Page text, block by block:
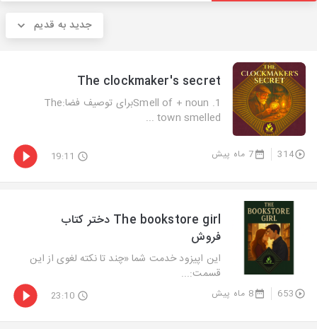
جدید به قدیم
The clockmaker's secret
1. Smell of + nounبرای توصیف فضا:The
town smelled ...
314 7 ماه پیش 19:11
The bookstore girl دختر کتاب
فروش
این اپیزود خدمت شما «چند تا نکته لغوی از این
قسمت:...
653 8 ماه پیش 23:10